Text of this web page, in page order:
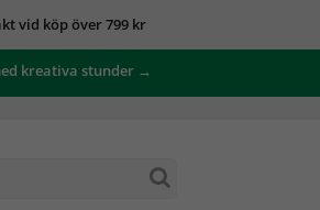
vid köp över 799 kr
kreativa stunder →